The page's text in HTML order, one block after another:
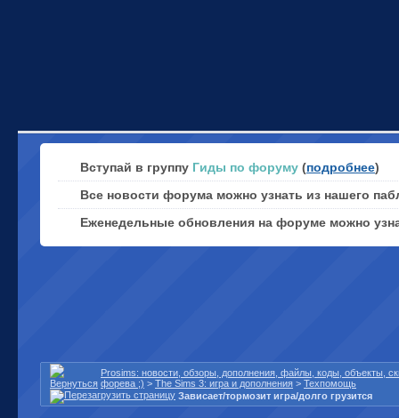
Вступай в группу Гиды по форуму (подробнее)
Все новости форума можно узнать из нашего
Еженедельные обновления на форуме можно
Prosims: новости, обзоры, дополнения, файлы, коды, объекты,
форева ;) > The Sims 3: игра и дополнения > Техпомощь
Зависает/тормозит игра/долго грузится